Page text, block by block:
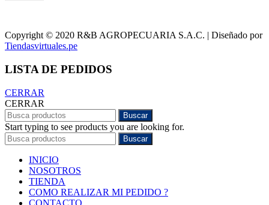
Copyright © 2020 R&B AGROPECUARIA S.A.C. | Diseñado por
Tiendasvirtuales.pe
LISTA DE PEDIDOS
CERRAR
CERRAR
Buscar
Start typing to see products you are looking for.
Buscar
INICIO
NOSOTROS
TIENDA
COMO REALIZAR MI PEDIDO ?
CONTACTO